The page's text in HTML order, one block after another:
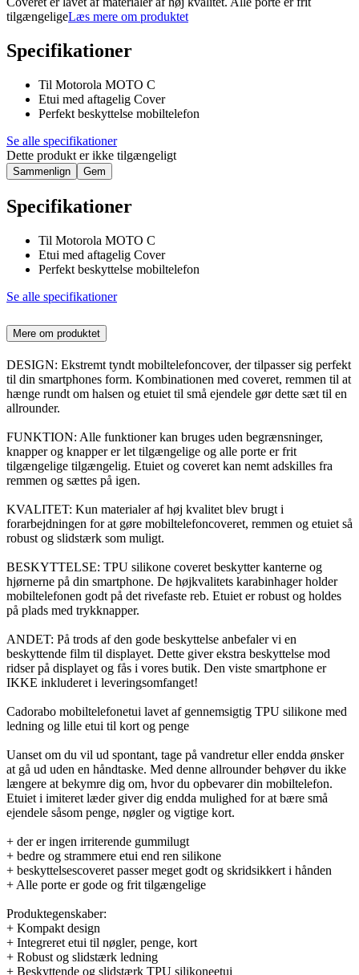
tilgængeligeLæs mere om produktet
Specifikationer
Til Motorola MOTO C
Etui med aftagelig Cover
Perfekt beskyttelse mobiltelefon
Se alle specifikationer
Dette produkt er ikke tilgængeligt
Sammenlign Gem
Specifikationer
Til Motorola MOTO C
Etui med aftagelig Cover
Perfekt beskyttelse mobiltelefon
Se alle specifikationer
Mere om produktet
DESIGN: Ekstremt tyndt mobiltelefoncover, der tilpasser sig perfekt
til din smartphones form. Kombinationen med coveret, remmen til at
hænge rundt om halsen og etuiet til små ejendele gør dette sæt til en
allrounder.
FUNKTION: Alle funktioner kan bruges uden begrænsninger,
knapper og knapper er let tilgængelige og alle porte er frit
tilgængelige tilgængelig. Etuiet og coveret kan nemt adskilles fra
remmen og sættes på igen.
KVALITET: Kun materialer af høj kvalitet blev brugt i
forarbejdningen for at gøre mobiltelefoncoveret, remmen og etuiet så
robust og slidstærk som muligt.
BESKYTTELSE: TPU silikone coveret beskytter kanterne og
hjørnerne på din smartphone. De højkvalitets karabinhager holder
mobiltelefonen godt på det rivefaste reb. Etuiet er robust og holdes
på plads med trykknapper.
ANDET: På trods af den gode beskyttelse anbefaler vi en
beskyttende film til displayet. Dette giver ekstra beskyttelse mod
ridser på displayet og fås i vores butik. Den viste smartphone er
IKKE inkluderet i leveringsomfanget!
Cadorabo mobiltelefonetui lavet af gennemsigtig TPU silikone med
ledning og lille etui til kort og penge
Uanset om du vil ud spontant, tage på vandretur eller endda ønsker
at gå ud uden en håndtaske. Med denne allrounder behøver du ikke
længere at bekymre dig om, hvor du opbevarer din mobiltelefon.
Etuiet i imiteret læder giver dig endda mulighed for at bære små
ejendele såsom penge, nøgler og vigtige kort.
+ der er ingen irriterende gummilugt
+ bedre og strammere etui end ren silikone
+ beskyttelsescoveret passer meget godt og skridsikkert i hånden
+ Alle porte er gode og frit tilgængelige
Produktegenskaber:
+ Kompakt design
+ Integreret etui til nøgler, penge, kort
+ Robust og slidstærk ledning
+ Beskyttende og slidstærk TPU silikoneetui